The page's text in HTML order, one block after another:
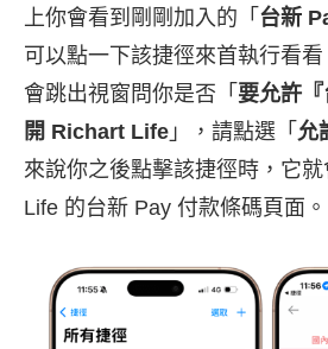
上你會看到剛剛加入的「 台新
可以點一下該捷徑來首執行看
會跳出視窗問你是否「 要允許
開 Richart Life 」，請點選「 允
來說你之後點擊該捷徑時，它
Life 的台新 Pay 付款條碼頁面。